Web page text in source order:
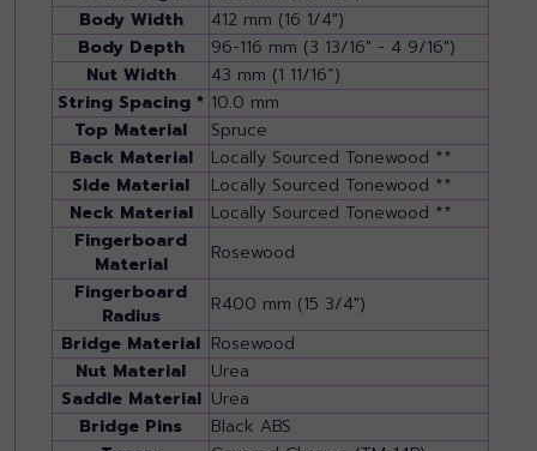
Body Width
412 mm (16 1/4")
Body Depth
96-116 mm (3 13/16" - 4 9/16")
Nut Width
43 mm (1 11/16”)
String Spacing * 10.0 mm
Top Material
Spruce
Back Material
Locally Sourced Tonewood **
Side Material
Locally Sourced Tonewood **
Neck Material
Locally Sourced Tonewood **
Fingerboard
Material
Rosewood
Fingerboard
Radius
R400 mm (15 3/4")
Bridge Material Rosewood
Nut Material
Urea
Saddle Material Urea
Bridge Pins
Black ABS